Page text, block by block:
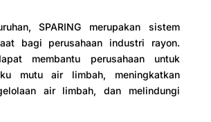
SPARING merupakan sistem
bagi perusahaan industri rayon.
membantu perusahaan untuk
mutu air limbah, meningkatkan
air limbah, dan melindungi